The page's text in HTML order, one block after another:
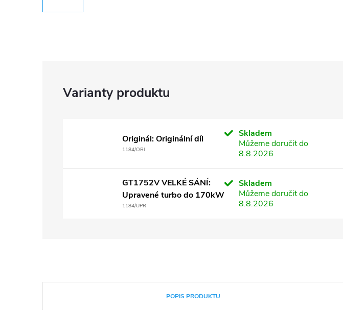
Originál: Originální díl
1184/ORI
Skladem
Můžeme doručit do
8.8.2026
GT1752V VELKÉ SÁNÍ:
Upravené turbo do 170kW
1184/UPR
Skladem
Můžeme doručit do
8.8.2026
POPIS PRODUKTU